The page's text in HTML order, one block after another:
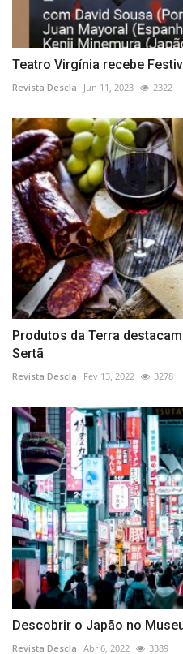
Teatro Virgínia recebe
Revista Descla Jun 11, 2023 2322
Produtos da Terra
Sertã
Revista Descla Fev 13, 2022 3278
Descobrir o Japão no
Revista Descla Abr 6, 2022 3389